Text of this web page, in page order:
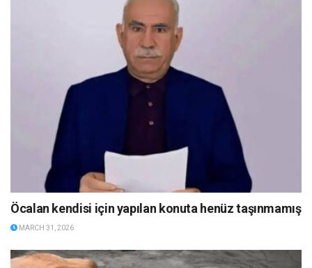
Öcalan kendisi için yapılan konuta henüz taşınmamış
MARCH 31, 2026